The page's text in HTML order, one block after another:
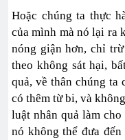
Hoặc chúng ta thực
của mình mà nó lại ra
nóng giận hơn, chỉ
theo không sát hại,
quả, về thân chúng ta
có thêm từ bi, và
luật nhân quả làm
nó không thể đưa